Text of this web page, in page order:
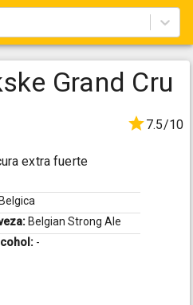
Grand Cru
7.5/10
extra fuerte
Belgica
Belgian Strong Ale
-